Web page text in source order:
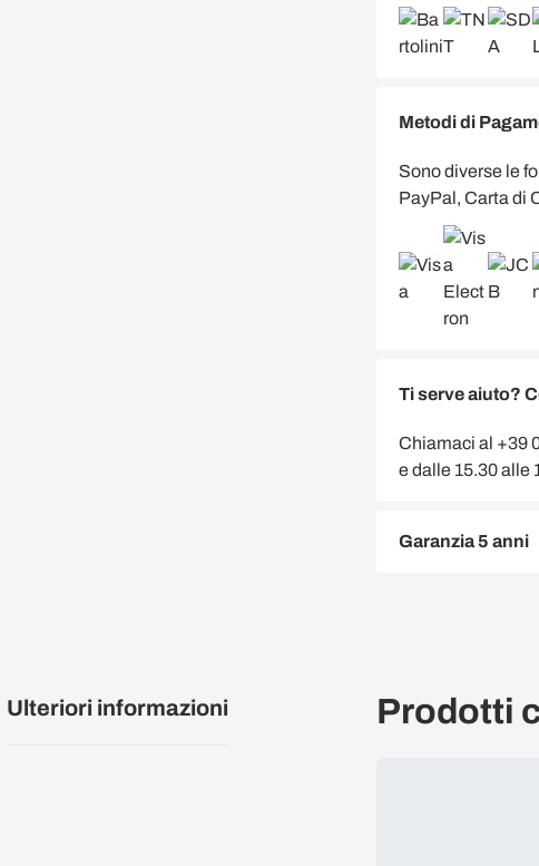
Metodi di
Sono diverse le
PayPal, Carta di
Ti serve aiuto?
Chiamaci al +39
e dalle 15.30 alle
Garanzia 5 anni
Ulteriori informazioni Prodotti